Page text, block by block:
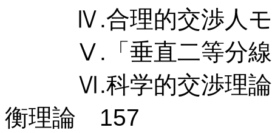
Ⅳ.合理的交渉人モ
Ⅴ.「垂直二等分線
Ⅵ.科学的交渉理論構
衡理論 157